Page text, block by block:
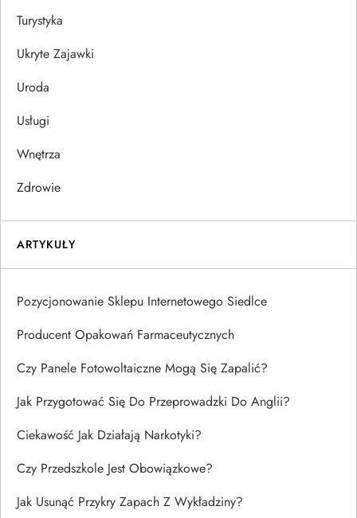
Turystyka
Ukryte Zajawki
Uroda
Usługi
Wnętrza
Zdrowie
ARTYKUŁY
Pozycjonowanie Sklepu Internetowego Siedlce
Producent Opakowań Farmaceutycznych
Czy Panele Fotowoltaiczne Mogą Się Zapalić?
Jak Przygotować Się Do Przeprowadzki Do Anglii?
Ciekawość Jak Działają Narkotyki?
Czy Przedszkole Jest Obowiązkowe?
Jak Usunąć Przykry Zapach Z Wykładziny?